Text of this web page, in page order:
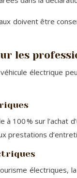
doivent être
les
véhicule électrique
100 % sur l’achat
prestations
électriques,